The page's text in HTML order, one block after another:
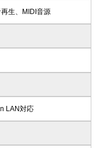
生、MIDI音源
LAN対応